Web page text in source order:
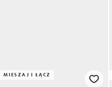
MIESZAJ I ŁĄCZ